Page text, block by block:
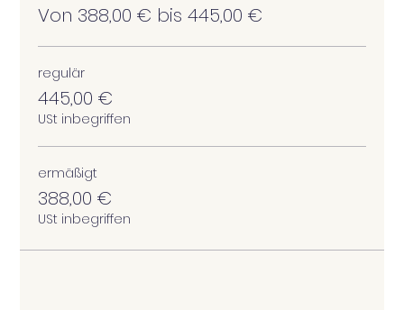
Von 388,00 € bis 445,00 €
regulär
445,00 €
USt inbegriffen
ermäßigt
388,00 €
USt inbegriffen